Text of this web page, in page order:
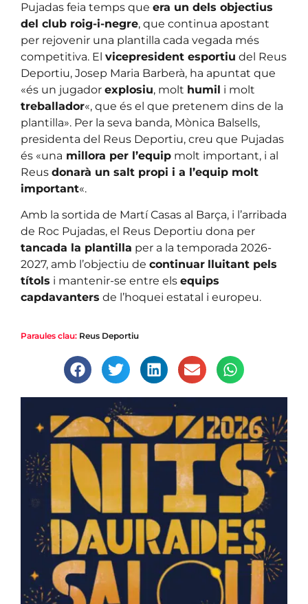
Pujadas feia temps que era un dels objectius
del club roig-i-negre, que continua apostant
per rejovenir una plantilla cada vegada més
competitiva. El vicepresident esportiu del Reus
Deportiu, Josep Maria Barberà, ha apuntat que
«és un jugador explosiu, molt humil i molt
treballador«, que és el que pretenem dins de la
plantilla». Per la seva banda, Mònica Balsells,
presidenta del Reus Deportiu, creu que Pujadas
és «una millora per l’equip molt important, i al
Reus donarà un salt propi i a l’equip molt
important«.
Amb la sortida de Martí Casas al Barça, i l’arribada
de Roc Pujadas, el Reus Deportiu dona per
tancada la plantilla per a la temporada 2026-
2027, amb l’objectiu de continuar lluitant pels
títols i mantenir-se entre els equips
capdavanters de l’hoquei estatal i europeu.
Paraules clau: Reus Deportiu